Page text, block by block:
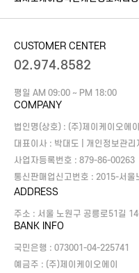
CUSTOMER CENTER
02.974.8582
평일 AM 09:00 ~ PM 18:00
COMPANY
법인명(상호) : (주)제이케이오에이
대표이사 : 박대도
개인정보관리
사업자등록번호 : 879-86-00263
통신판매업신고번호 : 2015-서울
ADDRESS
주소 : 서울 노원구 공릉로51길
BANK INFO
국민은행 : 073001-04-225741
예금주 : (주)제이케이오에이